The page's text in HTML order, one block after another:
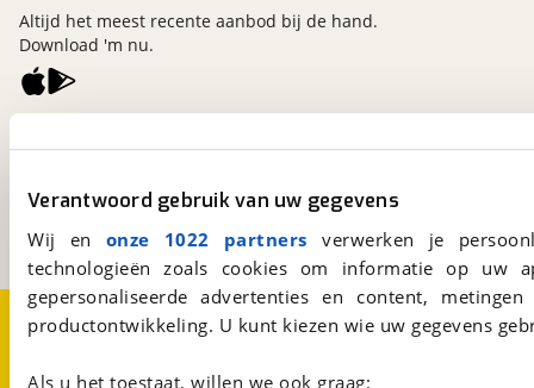
Verantwoord gebruik van uw gegevens
Wij en onze 1022 partners verwerken je
technologieën zoals cookies om informatie op
gepersonaliseerde advertenties en content,
productontwikkeling. U kunt kiezen wie uw gegevens
Als u het toestaat, willen we ook graag:
3981 AJ
Bunnik
Een initiatief van
BOVAG
Altijd het meest recente aanbod bij de hand.
Download 'm nu.
Over viaBOVAG.nl Disclaimer- en Privacyverklaring
CookievoorkeurenVacatures